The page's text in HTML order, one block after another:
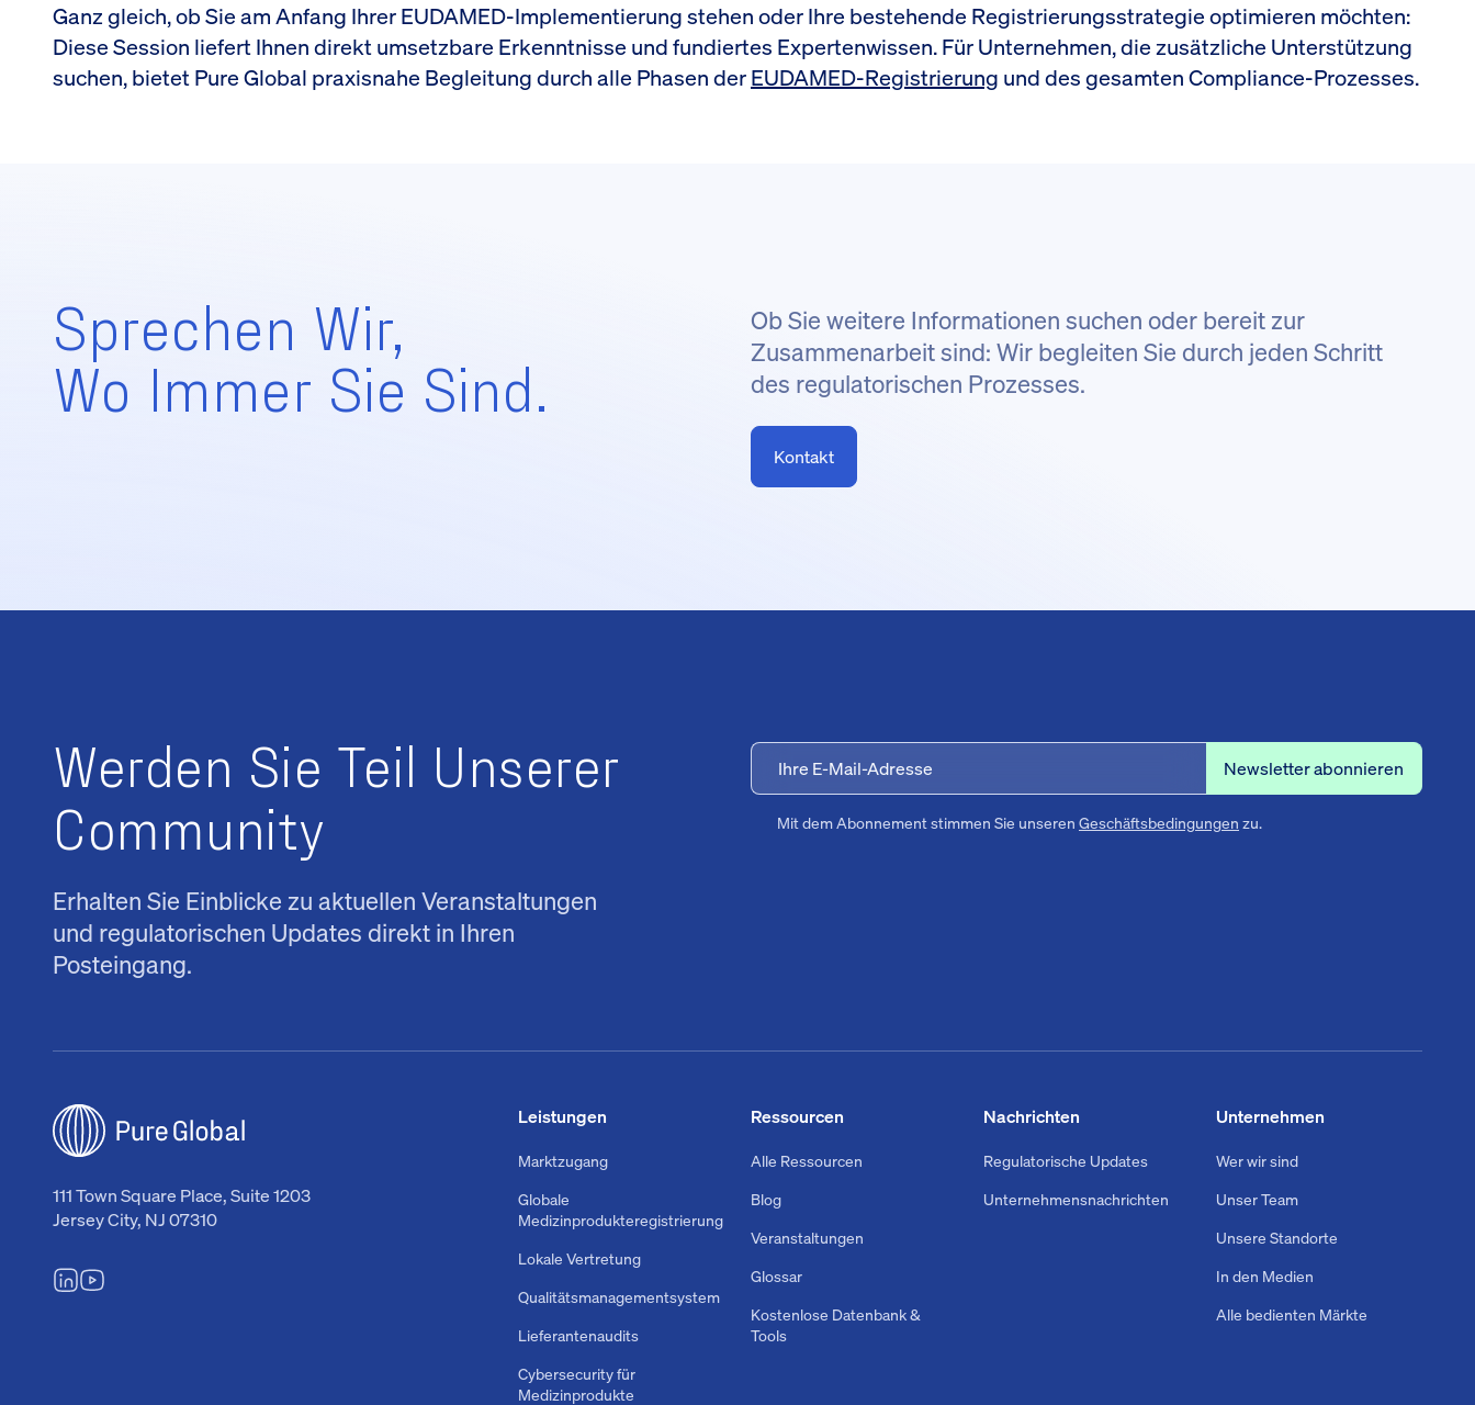
Ganz gleich, ob Sie am Anfang Ihrer EUDAMED-Implementierung stehen oder Ihre bestehende Registrierungsstrategie optimieren möchten:
Diese Session liefert Ihnen direkt umsetzbare Erkenntnisse und fundiertes Expertenwissen. Für Unternehmen, die zusätzliche Unterstützung
suchen, bietet Pure Global praxisnahe Begleitung durch alle Phasen derEUDAMED-Registrierung und des gesamten Compliance-Prozesses.
Sprechen Wir,
Wo Immer Sie Sind.
Ob Sie weitere Informationen suchen oder bereit zur
Zusammenarbeit sind: Wir begleiten Sie durch jeden Schritt
des regulatorischen Prozesses.
Kontakt
Werden Sie Teil Unserer
Community
Erhalten Sie Einblicke zu aktuellen Veranstaltungen
und regulatorischen Updates direkt in Ihren
Posteingang.
Mit dem Abonnement stimmen Sie unseren Geschäftsbedingungen zu.
111 Town Square Place, Suite 1203
Jersey City, NJ 07310
Nachrichten
Regulatorische Updates
Unternehmensnachrichten
Leistungen
Marktzugang
Globale
Medizinprodukteregistrierung
Lokale Vertretung
Qualitätsmanagementsystem
Lieferantenaudits
Cybersecurity für
Medizinprodukte
Ressourcen
Alle Ressourcen
Blog
Veranstaltungen
Glossar
Kostenlose Datenbank &
Tools
Unternehmen
Wer wir sind
Unser Team
Unsere Standorte
In den Medien
Alle bedienten Märkte